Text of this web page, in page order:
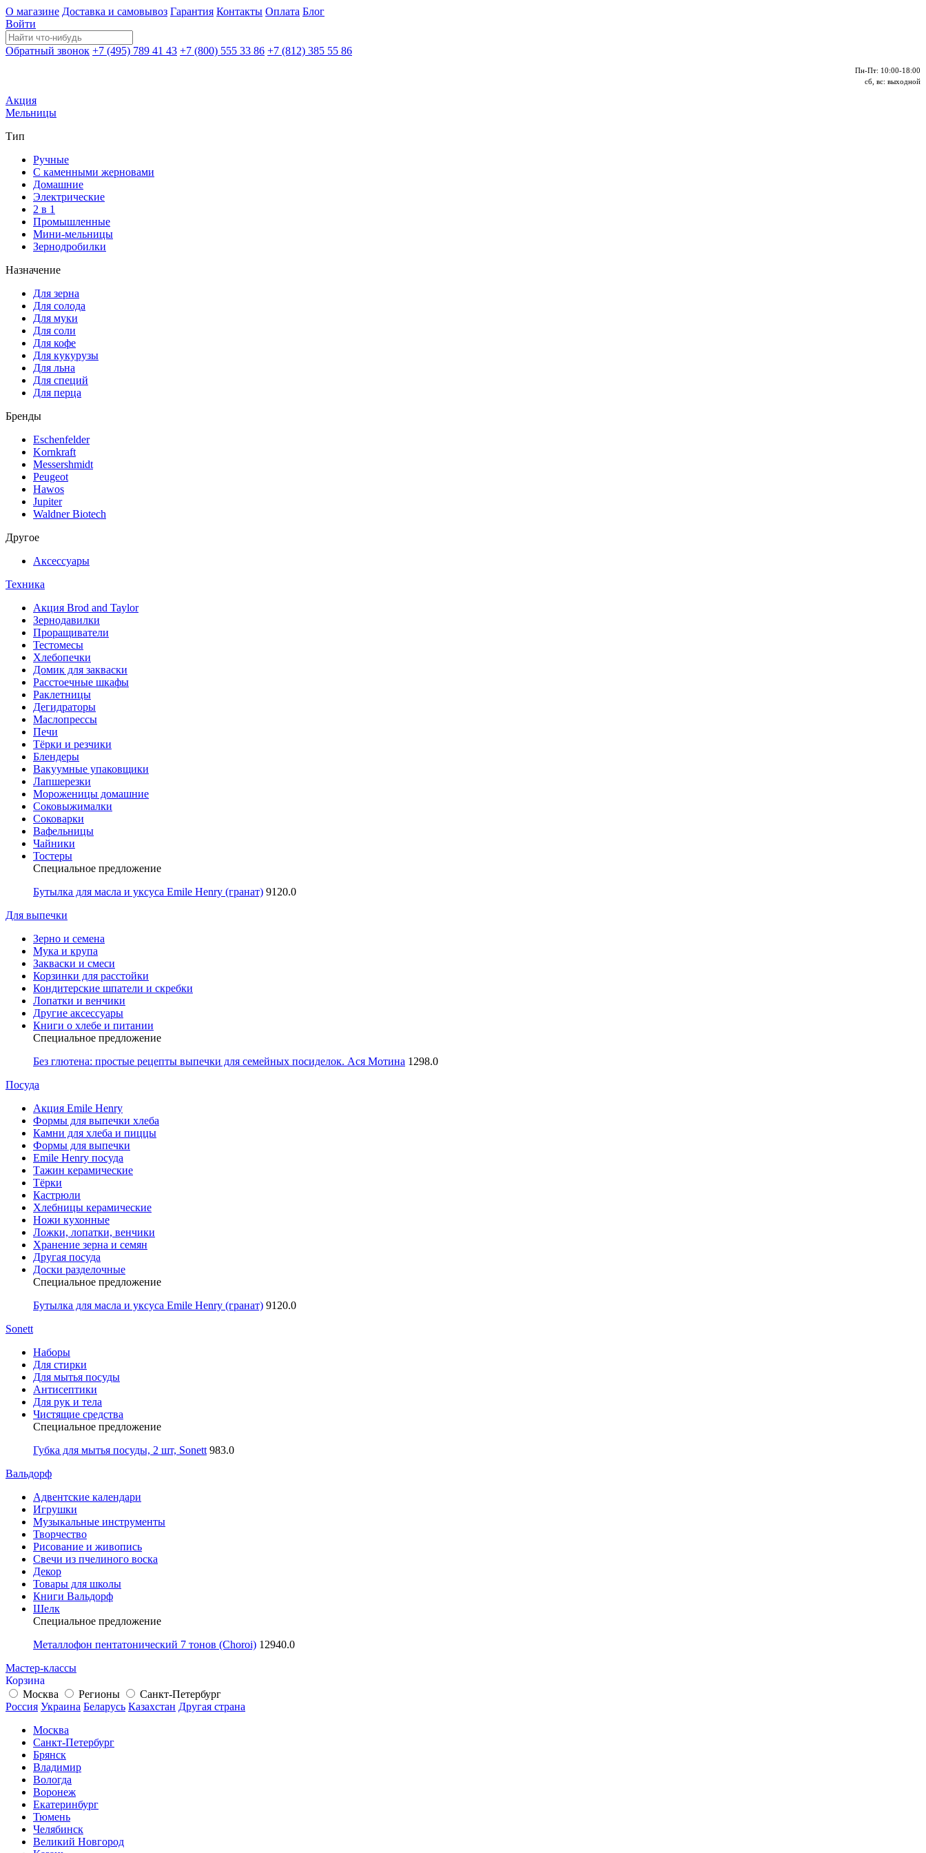
О магазине Доставка и самовывоз Гарантия Контакты Оплата Блог
Войти
Обратный звонок +7 (495) 789 41 43 +7 (800) 555 33 86 +7 (812) 385 55 86
Пн-Пт: 10:00-18:00
сб, вс: выходной
Акция
Мельницы
Тип
Ручные
С каменными жерновами
Домашние
Электрические
2 в 1
Промышленные
Мини-мельницы
Зернодробилки
Назначение
Для зерна
Для солода
Для муки
Для соли
Для кофе
Для кукурузы
Для льна
Для специй
Для перца
Бренды
Eschenfelder
Kornkraft
Messershmidt
Peugeot
Hawos
Jupiter
Waldner Biotech
Другое
Аксессуары
Техника
Акция Brod and Taylor
Зернодавилки
Проращиватели
Тестомесы
Хлебопечки
Домик для закваски
Расстоечные шкафы
Раклетницы
Дегидраторы
Маслопрессы
Печи
Тёрки и резчики
Блендеры
Вакуумные упаковщики
Лапшерезки
Мороженицы домашние
Соковыжималки
Соковарки
Вафельницы
Чайники
Тостеры
Специальное предложение
Бутылка для масла и уксуса Emile Henry (гранат) 9120.0
Для выпечки
Зерно и семена
Мука и крупа
Закваски и смеси
Корзинки для расстойки
Кондитерские шпатели и скребки
Лопатки и венчики
Другие аксессуары
Книги о хлебе и питании
Специальное предложение
Без глютена: простые рецепты выпечки для семейных посиделок. Ася Мотина 1298.0
Посуда
Акция Emile Henry
Формы для выпечки хлеба
Камни для хлеба и пиццы
Формы для выпечки
Emile Henry посуда
Тажин керамические
Тёрки
Кастрюли
Хлебницы керамические
Ножи кухонные
Ложки, лопатки, венчики
Хранение зерна и семян
Другая посуда
Доски разделочные
Специальное предложение
Бутылка для масла и уксуса Emile Henry (гранат) 9120.0
Sonett
Наборы
Для стирки
Для мытья посуды
Антисептики
Для рук и тела
Чистящие средства
Специальное предложение
Губка для мытья посуды, 2 шт, Sonett 983.0
Вальдорф
Адвентские календари
Игрушки
Музыкальные инструменты
Творчество
Рисование и живопись
Свечи из пчелиного воска
Декор
Товары для школы
Книги Вальдорф
Шелк
Специальное предложение
Металлофон пентатонический 7 тонов (Choroi) 12940.0
Мастер-классы
Корзина
Москва
Регионы
Санкт-Петербург
Россия Украина Беларусь Казахстан Другая страна
Москва
Санкт-Петербург
Брянск
Владимир
Вологда
Воронеж
Екатеринбург
Тюмень
Челябинск
Великий Новгород